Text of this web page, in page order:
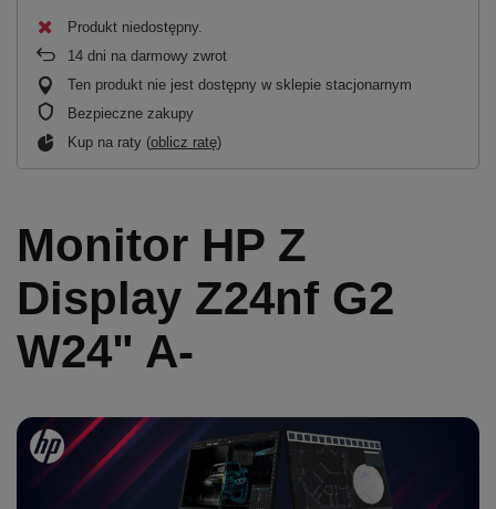
Produkt niedostępny
14 dni na darmowy zwrot
Ten produkt nie jest dostępny w sklepie stacjonarnym
Bezpieczne zakupy
Kup na raty (oblicz ratę)
Monitor HP Z
Display Z24nf G2
W24" A-